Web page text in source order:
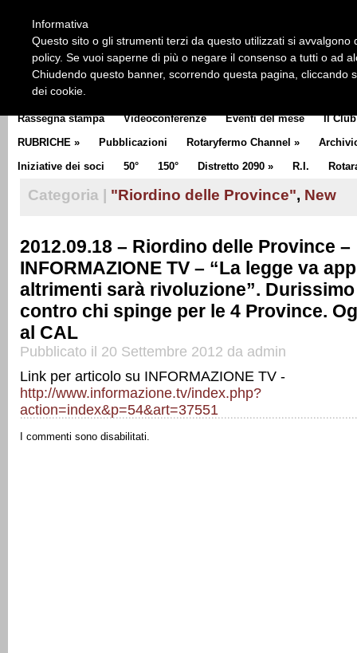
CLUB COMMUNICATOR
Rassegna stampa Videoconferenze Eventi del mese Il Club
RUBRICHE » Pubblicazioni Rotaryfermo Channel »
Iniziative dei soci
50° 150° Distretto 2090 » R.I.
Categoria | "Riordino delle Province", New
2012.09.18 – Riordino delle Province –
INFORMAZIONE TV – “La legge va
altrimenti sarà rivoluzione”.
contro chi spinge per le 4 Province.
al CAL
Pubblicato il 20 Settembre 2012 da admin
Link per articolo su INFORMAZIONE TV -
http://www.informazione.tv/index.php?
action=index&p=54&art=37551
I commenti sono disabilitati.
Informativa
Questo sito o gli strumenti terzi da questo utilizzati si
policy. Se vuoi saperne di più o negare il consenso a tutti o ad
Chiudendo questo banner, scorrendo questa pagina, cliccando
dei cookie.